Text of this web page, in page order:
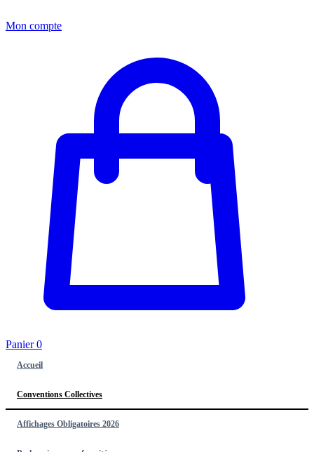
Mon compte
Panier0
Accueil
Conventions Collectives
Affichages Obligatoires 2026